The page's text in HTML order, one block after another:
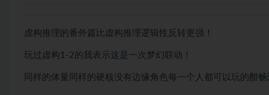
虚构推理的番外篇比虚构推理逻辑性反转更强！
玩过虚构1-2的我表示这是一次梦幻联动！
同样的体量同样的硬核没有边缘角色每一个人都可以玩的酣